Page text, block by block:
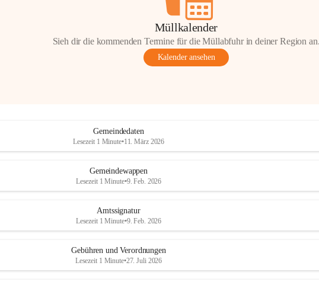
Müllkalender
Sieh dir die kommenden Termine für die Müllabfuhr in deiner Region an.
Kalender ansehen
Gemeindedaten
Lesezeit 1 Minute•11. März 2026
Gemeindewappen
Lesezeit 1 Minute•9. Feb. 2026
Amtssignatur
Lesezeit 1 Minute•9. Feb. 2026
Gebühren und Verordnungen
Lesezeit 1 Minute•27. Juli 2026